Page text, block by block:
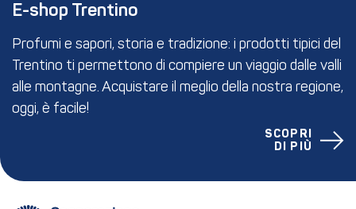
E-shop Trentino
Profumi e sapori, storia e tradizione: i prodotti tipici del
Trentino ti permettono di compiere un viaggio dalle valli
alle montagne. Acquistare il meglio della nostra regione,
oggi, è facile!
SCOPRI
DI PIÙ